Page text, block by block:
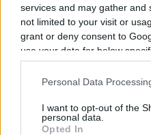
services and may gather and
not limited to your visit or
grant or deny consent to
use your data for below
consent section.
Personal Data
I want to opt-out of the
personal data.
Opted In
Vous trouverez ci-
combats diffusés à la
Il n'y a pas de